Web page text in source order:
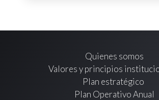
Quienes somos
Valores y principios
Plan estratégico
Plan Operativo Anual